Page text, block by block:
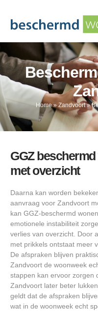
Home» Zandvoort»
GGZ
met overzicht
Daarna kan worden
aanvraag voor Zandvoort
kan GGZ-beschermd
emotionele instabiliteit
verlies van overzicht. Door
met prikkels ontstaat meer
De afspraken blijven
Zandvoort de woonweek
stappen kan ervoor zorgen
Zandvoort later beter
geldt dat de afspraken
wat in de woonweek echt